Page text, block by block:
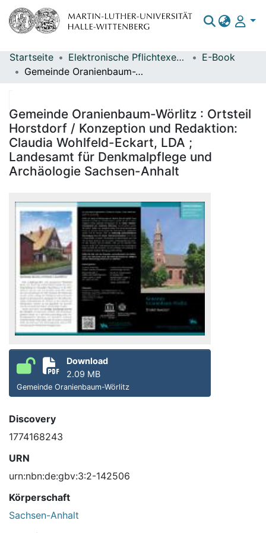
Bereiche & Sammlungen
Statistiken
Startseite Elektronische Pflichtexemplare
E-Book
Gemeinde Oranienbaum-Wörlitz : Ortsteil Horstdorf / Konzeption und Redaktion: Claudia Wohlfeld-Eckart, LDA ; Landesamt für Denkmalpflege und Archäologie Sachsen-Anhalt
Gemeinde Oranienbaum-Wörlitz : Ortsteil
Horstdorf / Konzeption und Redaktion:
Claudia Wohlfeld-Eckart, LDA ;
Landesamt für Denkmalpflege und
Archäologie Sachsen-Anhalt
Download
2.09 MB
Gemeinde Oranienbaum-Wörlitz
Discovery
1774168243
URN
urn:nbn:de:gbv:3:2-142506
Körperschaft
Sachsen-Anhalt